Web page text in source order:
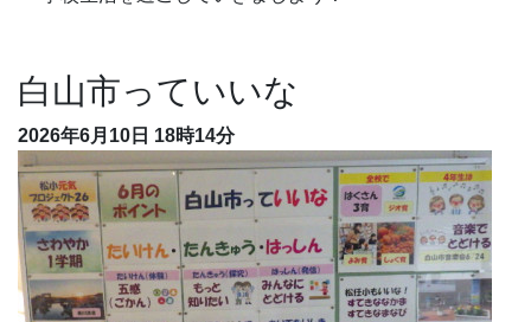
白山市っていいな
2026年6月10日 18時14分